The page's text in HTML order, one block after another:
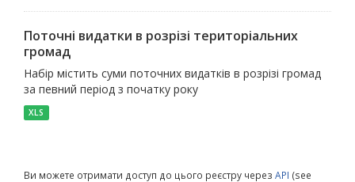
Поточні видатки в розрізі територіальних
громад
Набір містить суми поточних видатків в розрізі громад
за певний період з початку року
XLS
Ви можете отримати доступ до цього реєстру через API (see